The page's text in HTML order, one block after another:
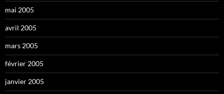
mai 2005
avril 2005
mars 2005
février 2005
janvier 2005